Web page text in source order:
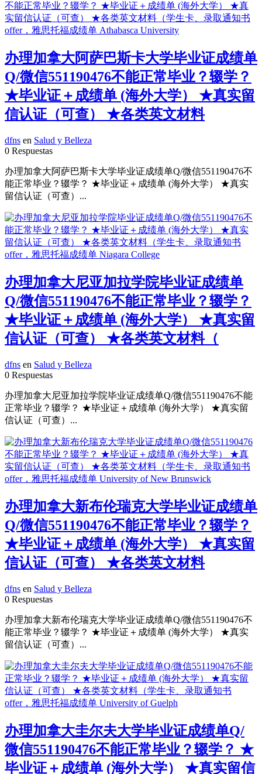
办理加拿大阿萨巴斯卡大学毕业证成绩单
Q/微信551190476不能正常毕业？辍学？
★毕业证＋成绩单 (海外大学） ★真实留
信认证（可查） ★各类英文材料
dfns en Salud y Belleza
0 Respuestas
办理加拿大阿萨巴斯卡大学毕业证成绩单Q/微信551190476不
能正常毕业？辍学？ ★毕业证＋成绩单 (海外大学） ★真实
留信认证（可查）...
办理加拿大尼亚加拉学院毕业证成绩单
Q/微信551190476不能正常毕业？辍学？
★毕业证＋成绩单 (海外大学） ★真实留
信认证（可查） ★各类英文材料（
dfns en Salud y Belleza
0 Respuestas
办理加拿大尼亚加拉学院毕业证成绩单Q/微信551190476不能
正常毕业？辍学？ ★毕业证＋成绩单 (海外大学） ★真实留
信认证（可查）...
办理加拿大新布伦瑞克大学毕业证成绩单
Q/微信551190476不能正常毕业？辍学？
★毕业证＋成绩单 (海外大学） ★真实留
信认证（可查） ★各类英文材料
dfns en Salud y Belleza
0 Respuestas
办理加拿大新布伦瑞克大学毕业证成绩单Q/微信551190476不
能正常毕业？辍学？ ★毕业证＋成绩单 (海外大学） ★真实
留信认证（可查）...
办理加拿大圭尔夫大学毕业证成绩单Q/
微信551190476不能正常毕业？辍学？ ★
毕业证＋成绩单 (海外大学） ★真实留信